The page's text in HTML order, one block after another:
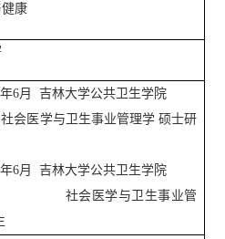
康
6月 吉林大学公共卫生学院
社会医学与卫生事业管理学 硕士研
6月
吉林大学公共卫生学院
社会医学与卫生事业管